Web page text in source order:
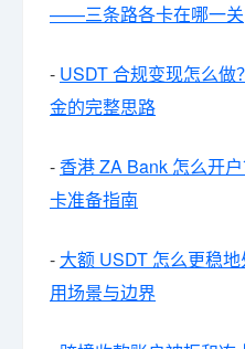
——三条路各卡在哪一关
- USDT 合规变现怎么做
金的完整思路
- 香港 ZA Bank 怎么开
卡准备指南
- 大额 USDT 怎么更稳
用场景与边界